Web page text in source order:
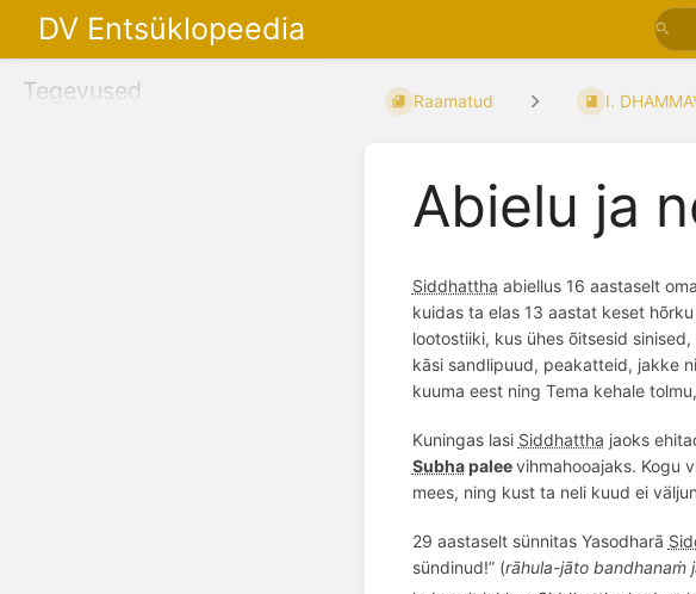
DV Entsüklopeedia
Tegevused Raamatud I.
Abielu ja
Siddhattha abiellus 16 aastaselt
kuidas ta elas 13 aastat keset
lootostiiki, kus ühes õitsesid
kāsi sandlipuud, peakatteid, jakke
kuuma eest ning Tema kehale
Kuningas lasi Siddhattha jaoks
Subhapaleevihmahooajaks. Kogu
mees, ning kust ta neli kuud ei
29 aastaselt sünnitas Yasodharā
sündinud!” (rāhula-jāto bandhanaṁ